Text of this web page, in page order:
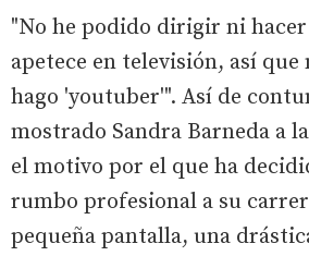
"No he podido dirigir ni
apetece en televisión, así que
hago 'youtuber'". Así de
mostrado Sandra Barneda a
el motivo por el que ha
rumbo profesional a su
pequeña pantalla, una